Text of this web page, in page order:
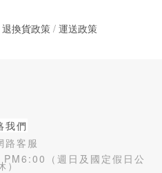
退換貨政策/ 運送政策
我們
路客服
（週日及國定假日公
）